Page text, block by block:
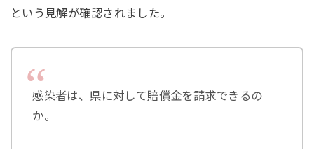
という見解が確認されました。
感染者は、県に対して賠償金を請求できるの
か。